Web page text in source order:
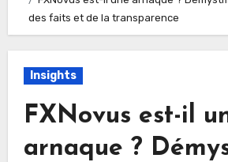
des faits et de la transparence
Insights
FXNovus est-il
arnaque ?